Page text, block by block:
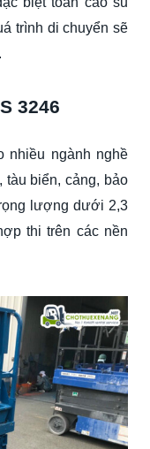
trình di chuyển sẽ
3246
nhiều ngành nghề
tàu biển, cảng, bảo
lượng dưới 2,3
thi trên các nền